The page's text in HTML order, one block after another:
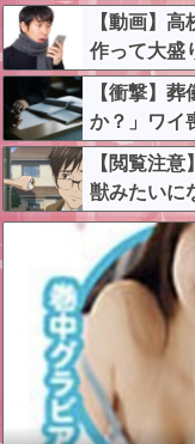
これw w w w w w
【動画】
作って大盛
ると話題に
【衝撃】
か？」ワイ
w w w w w
【閲覧注
獣みたいに